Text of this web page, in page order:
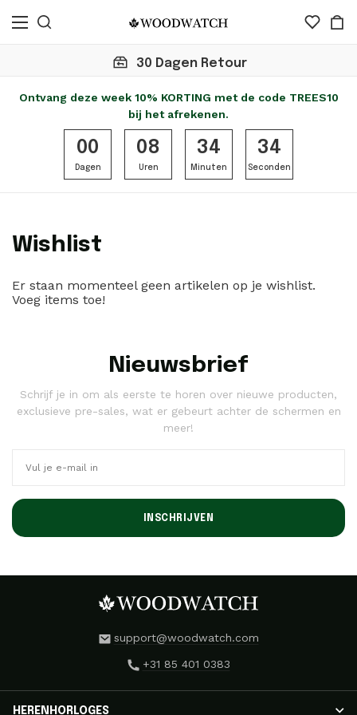
30 Dagen Retour
Ontvang deze week 10% KORTING met de code TREES10
bij het afrekenen.
00
Dagen
08
Uren
34
Minuten
34
Seconden
Wishlist
Er staan momenteel geen artikelen op je wishlist.
Voeg items toe!
Nieuwsbrief
Schrijf je in om als eerste te horen over nieuwe producten,
exclusieve pre-sales, wat er gebeurt achter de schermen en
meer!
INSCHRIJVEN
support@woodwatch.com
+31 85 401 0383
HERENHORLOGES